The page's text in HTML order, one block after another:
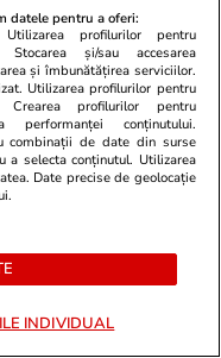
pentru
datele pentru a oferi:
Utilizarea profilurilor pentru
Stocarea și/sau accesarea
și îmbunătățirea serviciilor.
Utilizarea profilurilor pentru
Crearea profilurilor pentru
performanței conținutului.
combinații de date din surse
selecta conținutul. Utilizarea
Date precise de geolocație
INDIVIDUAL